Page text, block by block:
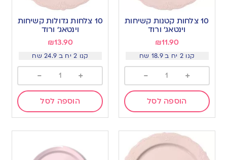
Add
to
wishlist
10 צלחות קטנות קשיחות
וינטאג׳ ורוד
₪11.90
קנו 2 יח ב 18.9 שח
+
-
הוספה לסל
Add
to
wishlist
10 צלחות גדולות קשיחות
וינטאג׳ ורוד
₪13.90
קנו 2 יח ב 24.9 שח
+
-
הוספה לסל